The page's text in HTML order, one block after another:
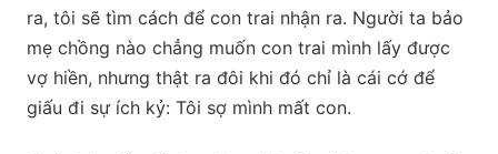
ra, tôi sẽ tìm cách để con trai nhận ra. Người ta bảo
mẹ chồng nào chẳng muốn con trai mình lấy được
vợ hiền, nhưng thật ra đôi khi đó chỉ là cái cớ để
giấu đi sự ích kỷ: Tôi sợ mình mất con.